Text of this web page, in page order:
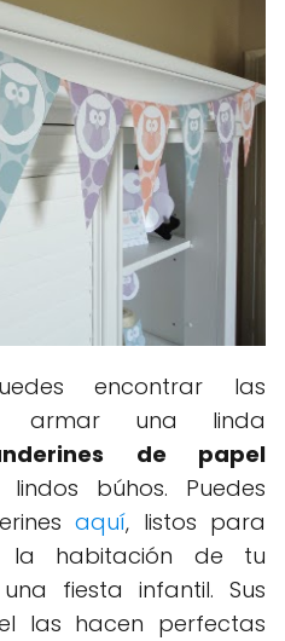
encontrar las
armar una linda
de papel
búhos. Puedes
aquí, listos para
la habitación de tu
fiesta infantil. Sus
las hacen perfectas